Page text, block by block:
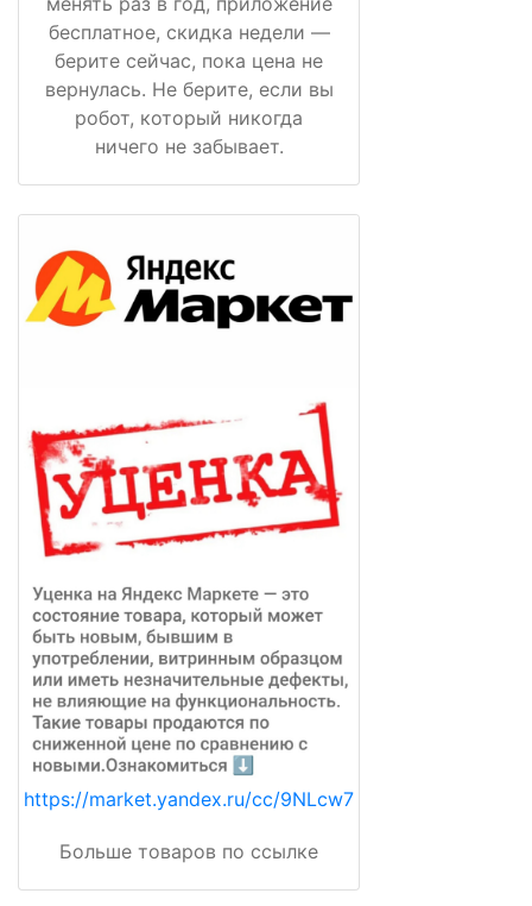
бесплатное, скидка недели —
берите сейчас, пока цена не
вернулась. Не берите, если вы
робот, который никогда
ничего не забывает.
https://market.yandex.ru/cc/9NLcw7
Больше товаров по ссылке